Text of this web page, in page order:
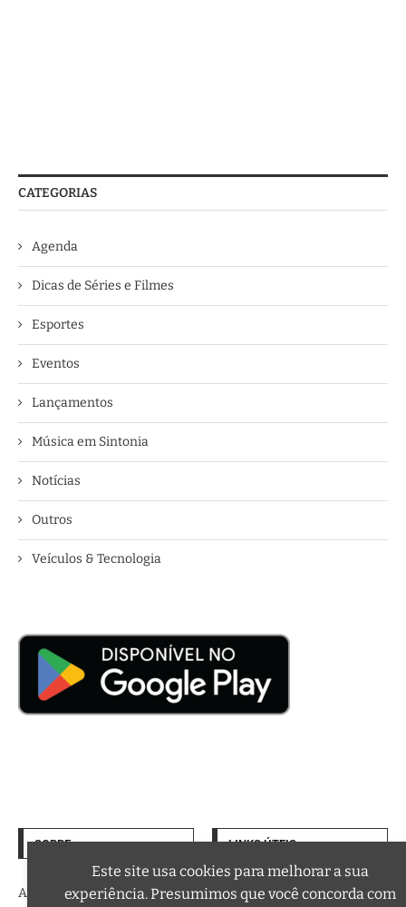
CATEGORIAS
Agenda
Dicas de Séries e Filmes
Esportes
Eventos
Lançamentos
Música em Sintonia
Notícias
Outros
Veículos & Tecnologia
SOBRE
A trilha sonora da sua vida
LINKS ÚTEIS
Termos de Uso
Política de Privacidade
Este site usa cookies para melhorar a sua
experiência. Presumimos que você concorda com